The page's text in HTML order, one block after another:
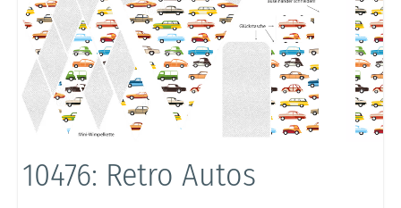
10476: Retro Autos